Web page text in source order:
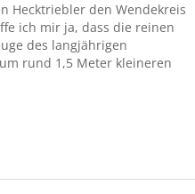
Hecktriebler den Wendekreis
ich mir ja, dass die reinen
des langjährigen
rund 1,5 Meter kleineren